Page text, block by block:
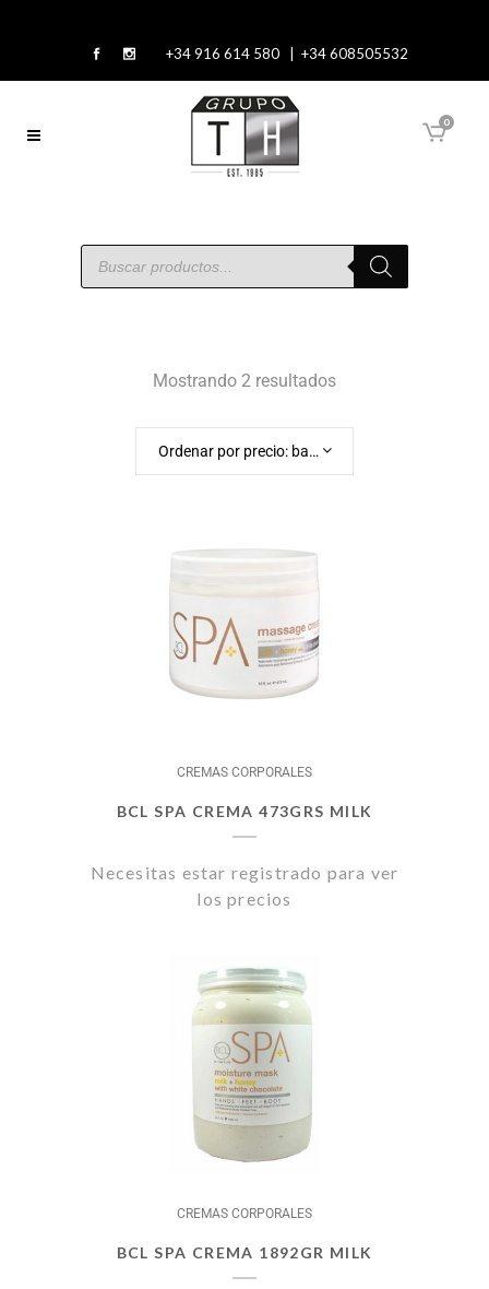
+34 916 614 580 | +34 608505532
0
Mostrando 2 resultados
Ordenar por precio: bajo a alto
CREMAS CORPORALES
BCL SPA CREMA 473GRS MILK
Necesitas estar registrado para ver
los precios
CREMAS CORPORALES
BCL SPA CREMA 1892GR MILK